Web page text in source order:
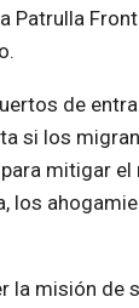
Patrulla
de
si los
mitigar el
los
la misión de